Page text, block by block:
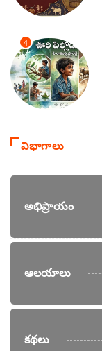
4
విభాగాలు
అభిప్రాయం
ఆలయాలు
కథలు